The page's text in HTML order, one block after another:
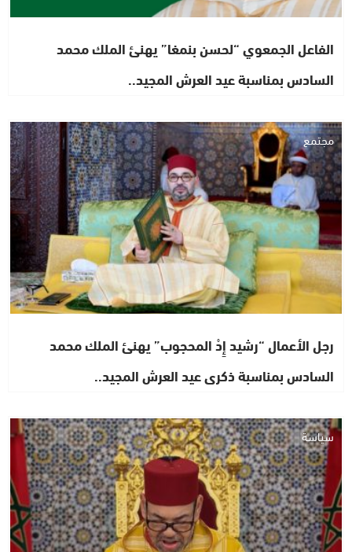
الفاعل الجمعوي “لحسن بنمغا” يهنئ الملك محمد
السادس بمناسبة عيد العرش المجيد..
مجتمع
رجل الأعمال “رشيد إِدْ المحجوب” يهنئ الملك محمد
السادس بمناسبة ذكرى عيد العرش المجيد..
سياسة